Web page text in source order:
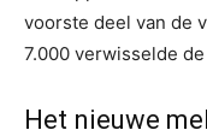
voorste deel van de
7.000 verwisselde
Het nieuwe